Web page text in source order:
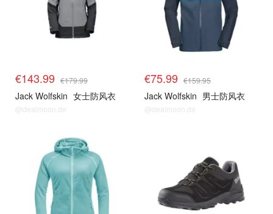
€143.99 €179.99
Jack Wolfskin 女士防风衣
@dealmoon.de
€75.99 €159.95
Jack Wolfskin 男士防风衣
@dealmoon.de